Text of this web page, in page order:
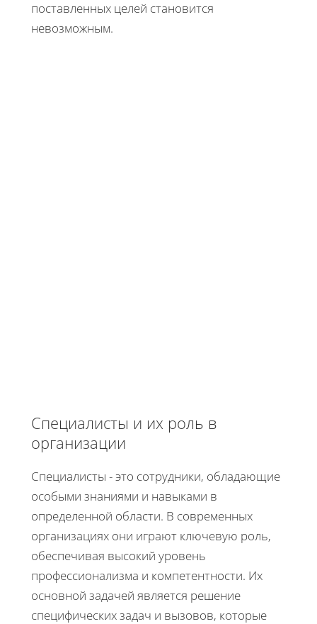
поставленных целей становится
невозможным.
Специалисты и их роль в
организации
Специалисты - это сотрудники, обладающие
особыми знаниями и навыками в
определенной области. В современных
организациях они играют ключевую роль,
обеспечивая высокий уровень
профессионализма и компетентности. Их
основной задачей является решение
специфических задач и вызовов, которые